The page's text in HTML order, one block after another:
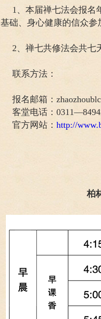
1、本届禅七法会报名
基础、身心健康的信众参
2、禅七共修法会共七
联系方法：
报名邮箱：
客堂电话：
官方网站： http://
柏